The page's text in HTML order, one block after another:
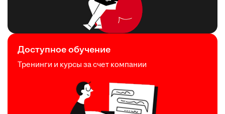
Доступное обучение
Тренинги и курсы за счет компании